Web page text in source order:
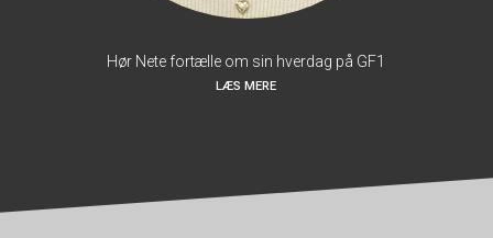
Hør Nete fortælle om sin hverdag på GF1
LÆS MERE